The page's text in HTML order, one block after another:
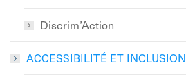
Discrim’Action
ACCESSIBILITÉ ET INCLUSION